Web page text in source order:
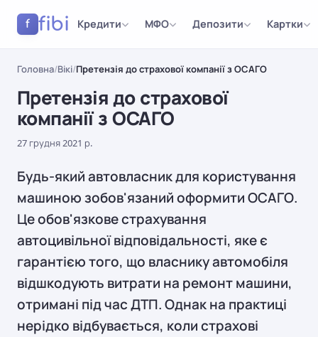
f fibi Кредити МФО Депозити Картки
Головна/Вікі/Претензія до страхової компанії з ОСАГО
Претензія до страхової
компанії з ОСАГО
27 грудня 2021 р.
Будь-який автовласник для користування
машиною зобов'язаний оформити ОСАГО.
Це обов'язкове страхування
автоцивільної відповідальності, яке є
гарантією того, що власнику автомобіля
відшкодують витрати на ремонт машини,
отримані під час ДТП. Однак на практиці
нерідко відбувається, коли страхові